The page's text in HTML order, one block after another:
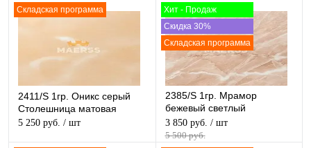
Складская программа
2411/S 1гр. Оникс серый
Столешница матовая
5 250 руб. / шт
Хит - Продаж
Скидка 30%
Складская программа
2385/S 1гр. Мрамор
бежевый светлый
Столешница матовая
3 850 руб. / шт
5 500 руб.